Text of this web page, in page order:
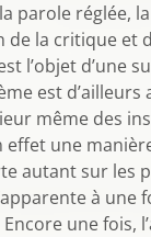
parole réglée,
de la critique et
l’objet d’une
est d’ailleurs
même des
effet une
autant sur les
à une
une fois,